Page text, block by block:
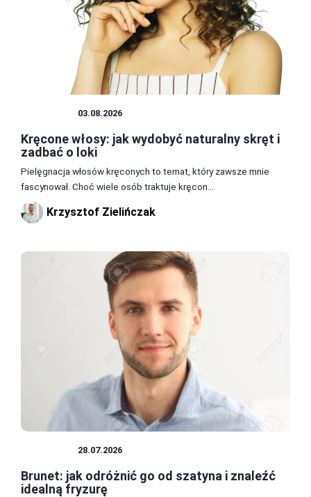
03.08.2026
Kręcone włosy: jak wydobyć naturalny skręt i
zadbać o loki
Pielęgnacja włosów kręconych to temat, który zawsze mnie
fascynował. Choć wiele osób traktuje kręcon...
Krzysztof Zielińczak
28.07.2026
Brunet: jak odróżnić go od szatyna i znaleźć
idealną fryzurę